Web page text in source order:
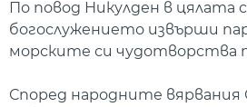
По повод Никулден в
богослужението извърши
морските си чудотворства
Според народните